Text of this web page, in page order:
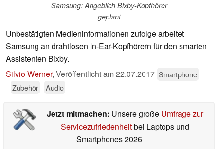
Samsung: Angeblich Bixby-Kopfhörer
geplant
Unbestätigten Medieninformationen zufolge arbeitet
Samsung an drahtlosen In-Ear-Kopfhörern für den smarten
Assistenten Bixby.
Silvio Werner, Veröffentlicht am22.07.2017 Smartphone
Zubehör
Audio
Jetzt mitmachen: Unsere große Umfrage zur
Servicezufriedenheitbei Laptops und
Smartphones 2026